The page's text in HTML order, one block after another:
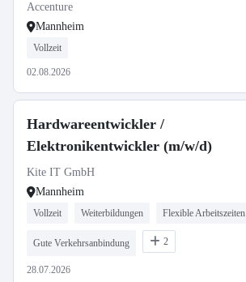
Accenture
Mannheim
Vollzeit
02.08.2026
Hardwareentwickler /
Elektronikentwickler (m/w/d)
Kite IT GmbH
Mannheim
Vollzeit Weiterbildungen Flexible Arbeitszeiten
Gute Verkehrsanbindung 2
28.07.2026